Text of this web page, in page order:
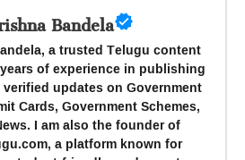
Bandela
a trusted Telugu content
of experience in publishing
updates on Government
Cards, Government Schemes,
I am also the founder of
a platform known for